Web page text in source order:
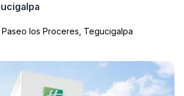
Paseo los Proceres, Tegucigalpa